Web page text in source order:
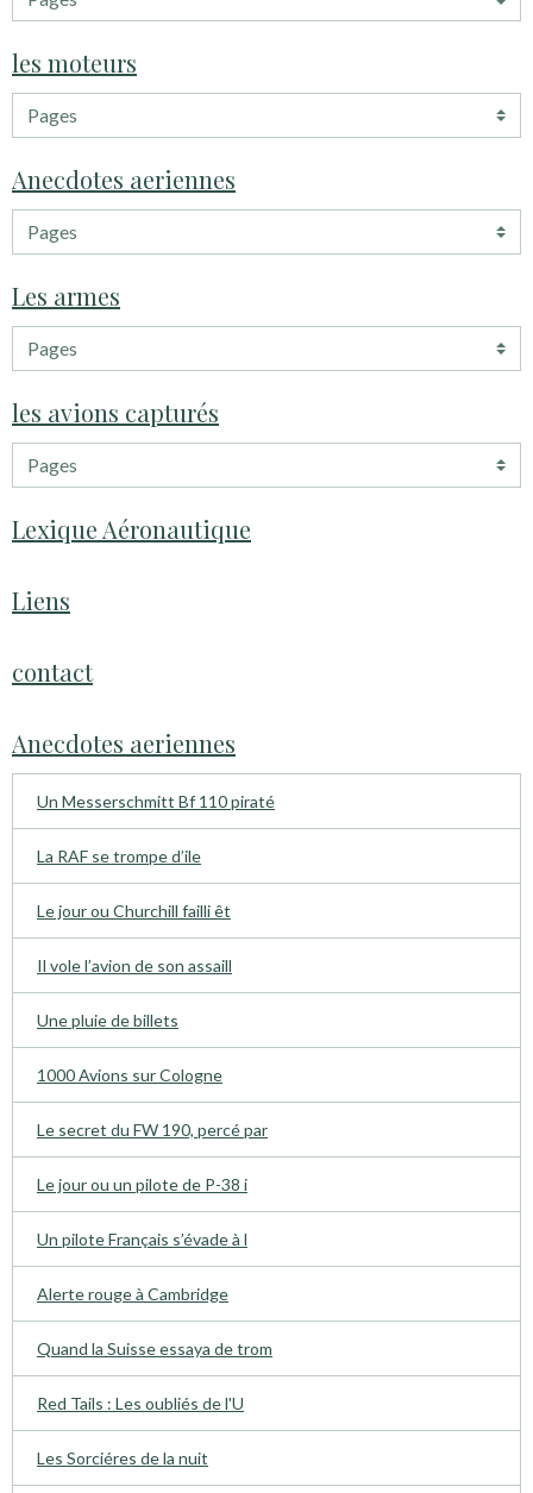
les moteurs
Anecdotes aeriennes
Les armes
les avions capturés
Lexique Aéronautique
Liens
contact
Anecdotes aeriennes
Un Messerschmitt Bf 110 piraté
La RAF se trompe d’ile
Le jour ou Churchill failli êt
Il vole l’avion de son assaill
Une pluie de billets
1000 Avions sur Cologne
Le secret du FW 190, percé par
Le jour ou un pilote de P-38 i
Un pilote Français s’évade à l
Alerte rouge à Cambridge
Quand la Suisse essaya de trom
Red Tails : Les oubliés de l'U
Les Sorciéres de la nuit